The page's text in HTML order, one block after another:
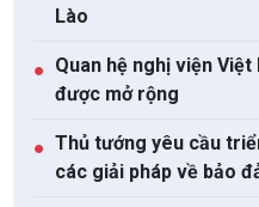
Lào
● Quan hệ nghị viện
được mở rộng
● Thủ tướng yêu cầu
các giải pháp về bảo